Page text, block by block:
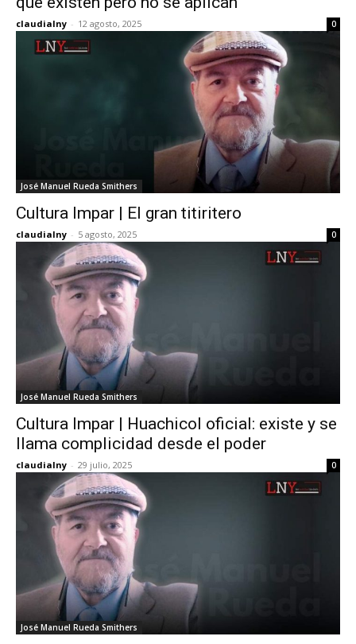
claudialny - 12 agosto, 2025 0
José Manuel Rueda Smithers
Cultura Impar | El gran titiritero
claudialny - 5 agosto, 2025 0
José Manuel Rueda Smithers
Cultura Impar | Huachicol oficial: existe y se
llama complicidad desde el poder
claudialny - 29 julio, 2025 0
José Manuel Rueda Smithers